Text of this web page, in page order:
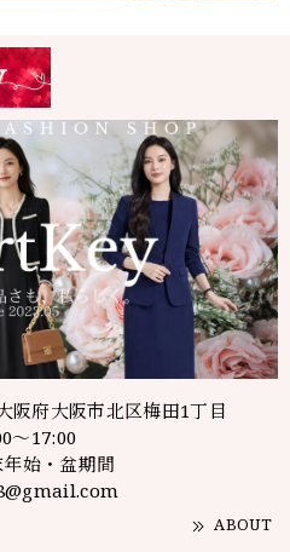
阪府大阪市北区梅田1丁目
～17:00
始・盆期間
ABOUT